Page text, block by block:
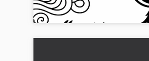
fargelegg!...